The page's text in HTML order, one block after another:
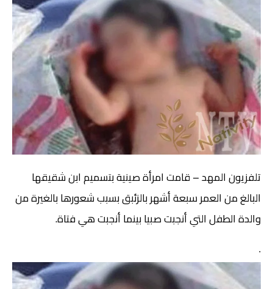
تلفزيون المهد – قامت امرأة صينية بتسميم ابن شقيقها
البالغ من العمر سبعة أشهر بالزئبق بسبب شعورها بالغيرة من
والدة الطفل التي أنجبت صبيا بينما أنجبت هي فتاة.
.